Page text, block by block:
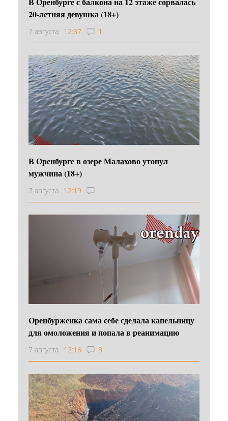
20-летняя девушка (18+)
7 августа 12:37 1
В Оренбурге в озере Малахово утонул
мужчина (18+)
7 августа 12:19
Оренбурженка сама себе сделала капельницу
для омоложения и попала в реанимацию
7 августа 12:16 8